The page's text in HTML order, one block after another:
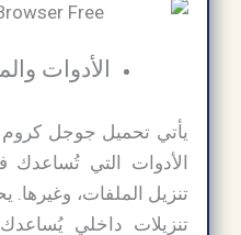
الأدوات
يأتي تحميل جوجل كروم
الأدوات التي تُساعدك
تنزيل الملفات،
تنزيلات داخلي